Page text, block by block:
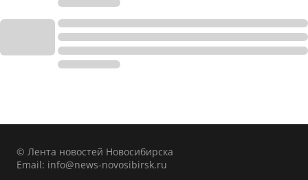
© Лента новостей Новосибирска
Email: info@news-novosibirsk.ru